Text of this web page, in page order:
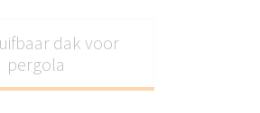
dak voor
pergola